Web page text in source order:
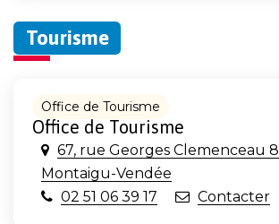
Tourisme
Office de Tourisme
Office de Tourisme
67, rue Georges Clemenceau
Montaigu-Vendée
02 51 06 39 17
Contacter